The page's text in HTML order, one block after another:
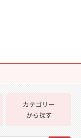
カテゴリー
から探す